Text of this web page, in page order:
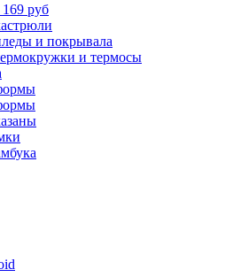
руб
и покрывала
и термосы